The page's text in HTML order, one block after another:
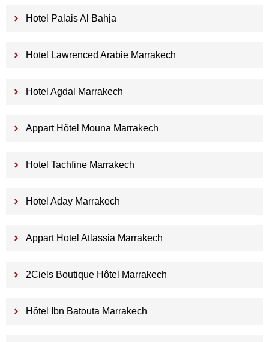
Hotel Palais Al Bahja
Hotel Lawrenced Arabie Marrakech
Hotel Agdal Marrakech
Appart Hôtel Mouna Marrakech
Hotel Tachfine Marrakech
Hotel Aday Marrakech
Appart Hotel Atlassia Marrakech
2Ciels Boutique Hôtel Marrakech
Hôtel Ibn Batouta Marrakech